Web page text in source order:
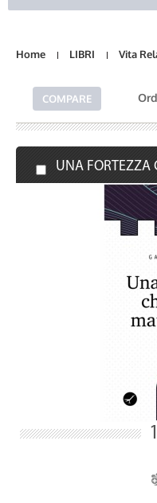
Home LIBRI Vita
UNA FORTEZZA